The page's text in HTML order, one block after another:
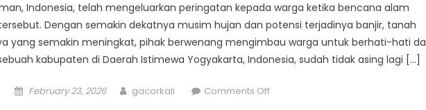
baru
ini
Indonesia, telah mengeluarkan peringatan kepada warga ketika bencana alam
Dengan semakin dekatnya musim hujan dan potensi terjadinya banjir, tanah
yang semakin meningkat, pihak berwenang mengimbau warga untuk berhati-hati
kabupaten di Daerah Istimewa Yogyakarta, Indonesia, sudah tidak asing lagi […]
Posted
February 23, 2026 Author
gacorkali Comments Offon